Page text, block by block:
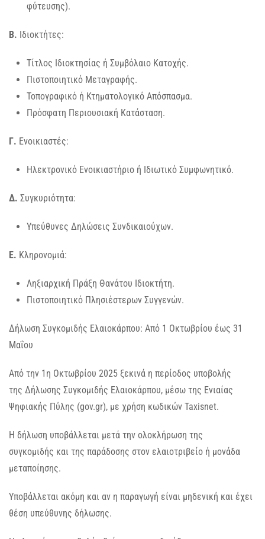
φύτευσης).
Β. Ιδιοκτήτες:
Τίτλος Ιδιοκτησίας ή Συμβόλαιο Κατοχής.
Πιστοποιητικό Μεταγραφής.
Τοπογραφικό ή Κτηματολογικό Απόσπασμα.
Πρόσφατη Περιουσιακή Κατάσταση.
Γ. Ενοικιαστές:
Ηλεκτρονικό Ενοικιαστήριο ή Ιδιωτικό Συμφωνητικό.
Δ. Συγκυριότητα:
Υπεύθυνες Δηλώσεις Συνδικαιούχων.
Ε. Κληρονομιά:
Ληξιαρχική Πράξη Θανάτου Ιδιοκτήτη.
Πιστοποιητικό Πλησιέστερων Συγγενών.
Δήλωση Συγκομιδής Ελαιοκάρπου: Από 1 Οκτωβρίου έως 31
Μαΐου
Από την 1η Οκτωβρίου 2025 ξεκινά η περίοδος υποβολής
της Δήλωσης Συγκομιδής Ελαιοκάρπου, μέσω της Ενιαίας
Ψηφιακής Πύλης (gov.gr), με χρήση κωδικών Taxisnet.
Η δήλωση υποβάλλεται μετά την ολοκλήρωση της
συγκομιδής και της παράδοσης στον ελαιοτριβείο ή μονάδα
μεταποίησης.
Υποβάλλεται ακόμη και αν η παραγωγή είναι μηδενική και έχει
θέση υπεύθυνης δήλωσης.